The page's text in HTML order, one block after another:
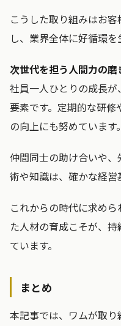
こうした取り組みはお
し、業界全体に好循環を
次世代を担う人間力の磨
社員一人ひとりの成長
要素です。定期的な研
の向上にも努めています。
仲間同士の助け合いや
術や知識は、確かな経営
これからの時代に求め
た人材の育成こそが、
ています。
まとめ
本記事では、ワムが取